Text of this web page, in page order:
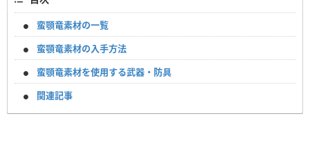
蛮顎竜素材の一覧
蛮顎竜素材の入手方法
蛮顎竜素材を使用する武器・防具
関連記事